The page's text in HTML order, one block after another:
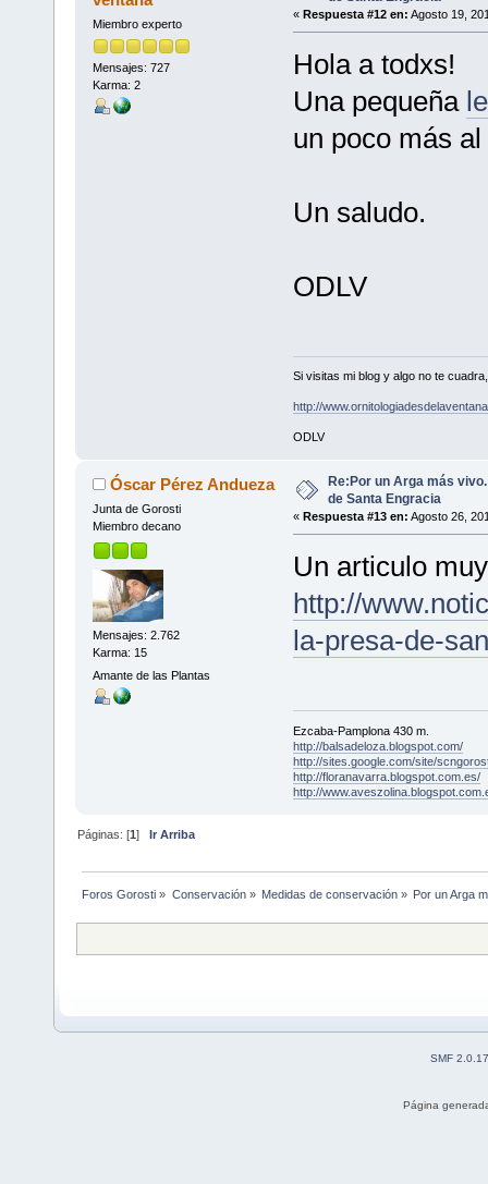
Miembro experto
Mensajes: 727
Karma: 2
« Respuesta #12 en: Agosto 19,
Hola a todxs!
Una pequeña
un poco más
Un saludo.
ODLV
Si visitas mi blog y algo no te
http://
ODLV
Óscar Pérez Andueza
Junta de Gorosti
Miembro decano
Mensajes: 2.762
Karma: 15
Amante de las Plantas
Re:Por un Arga más
de Santa Engracia
« Respuesta #13 en: Agosto 26,
Un articulo
http://
la-presa-de-
Ezcaba-Pamplona 430 m.
http://balsadeloza.blogspot.com/
http://sites.google.com/site/
http://floranavarra.blogspot.com.es/
http://
Páginas: [1]Ir Arriba
Foros Gorosti » Conservación» Medidas de conservación» Por un Arga
SMF 2.0.17
Página